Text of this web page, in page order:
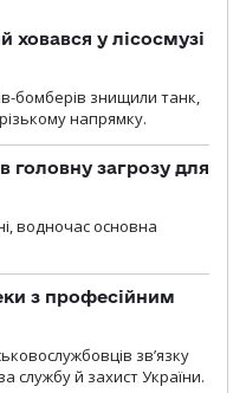
ховався у лісосмузі
бомберів знищили танк,
напрямку.
головну загрозу для
водночас основна
з професійним
зв’язку
службу й захист України.